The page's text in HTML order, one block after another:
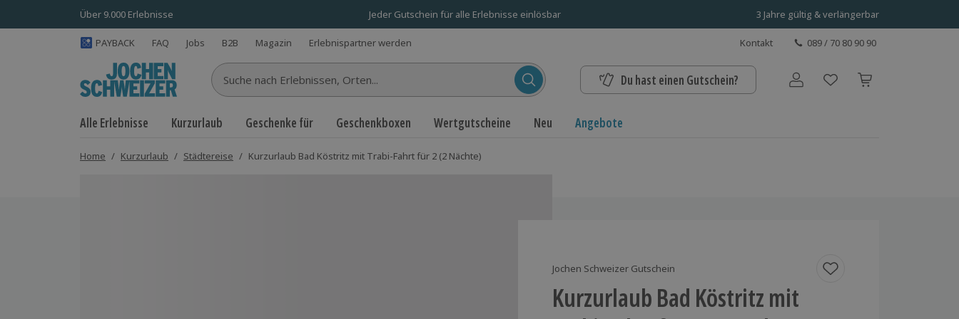
Über 9.000 Erlebnisse Jeder Gutschein für alle Erlebnisse einlösbar 3 Jahre gültig & verlängerbar
PAYBACK FAQ Jobs B2B Magazin Erlebnispartner werden Kontakt 089 / 70 80 90 90
Suche nach Erlebnissen... Du hast einen Gutschein? Benutzerkonto
Alle Erlebnisse Kurzurlaub Geschenke für Geschenkboxen Wertgutscheine Neu Angebote
Home / Kurzurlaub / Städtereise / Kurzurlaub Bad Köstritz mit Trabi-Fahrt für 2 (2 Nächte)
Jochen Schweizer Gutschein
Kurzurlaub Bad Köstritz mit